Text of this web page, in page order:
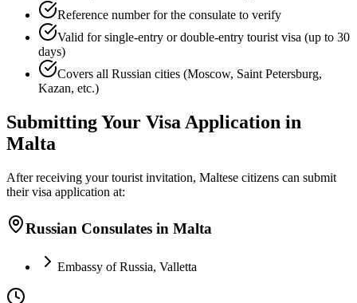
Reference number for the consulate to verify
Valid for single-entry or double-entry tourist visa (up to 30
days)
Covers all Russian cities (Moscow, Saint Petersburg,
Kazan, etc.)
Submitting Your Visa Application in
Malta
After receiving your tourist invitation, Maltese citizens can submit
their visa application at:
Russian Consulates in Malta
Embassy of Russia, Valletta